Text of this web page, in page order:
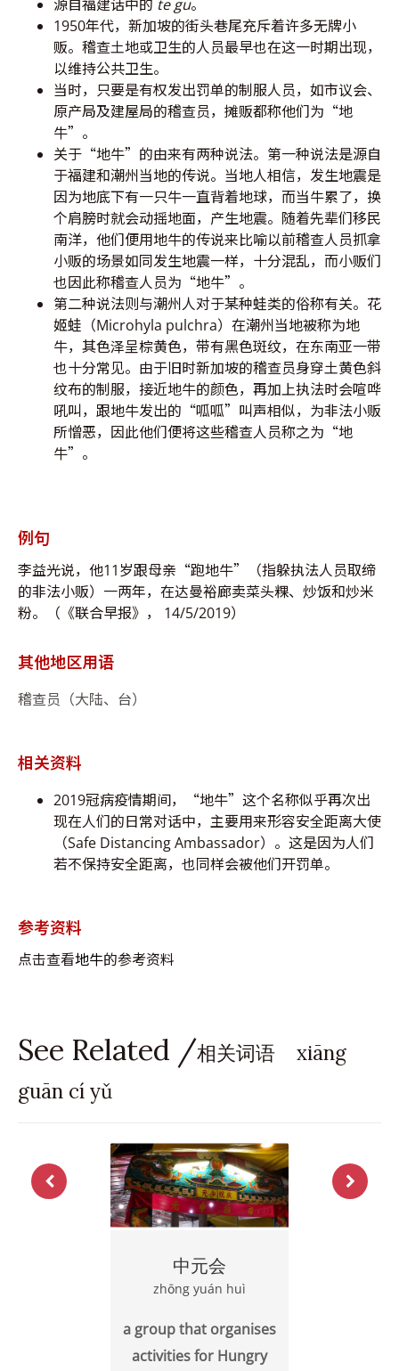
源自福建话中的 te gu。
1950年代，新加坡的街头巷尾充斥着许多无牌小
贩。稽查土地或卫生的人员最早也在这一时期出现，
以维持公共卫生。
当时，只要是有权发出罚单的制服人员，如市议会、
原产局及建屋局的稽查员，摊贩都称他们为“地
牛”。
关于“地牛”的由来有两种说法。第一种说法是源自
于福建和潮州当地的传说。当地人相信，发生地震是
因为地底下有一只牛一直背着地球，而当牛累了，换
个肩膀时就会动摇地面，产生地震。随着先辈们移民
南洋，他们便用地牛的传说来比喻以前稽查人员抓拿
小贩的场景如同发生地震一样，十分混乱，而小贩们
也因此称稽查人员为“地牛”。
第二种说法则与潮州人对于某种蛙类的俗称有关。花
姬蛙（Microhyla pulchra）在潮州当地被称为地
牛，其色泽呈棕黄色，带有黑色斑纹，在东南亚一带
也十分常见。由于旧时新加坡的稽查员身穿土黄色斜
纹布的制服，接近地牛的颜色，再加上执法时会喧哗
吼叫，跟地牛发出的“呱呱”叫声相似，为非法小贩
所憎恶，因此他们便将这些稽查人员称之为“地
牛”。
例句
李益光说，他11岁跟母亲“跑地牛”（指躲执法人员取缔
的非法小贩）一两年，在达曼裕廊卖菜头粿、炒饭和炒米
粉。（《联合早报》， 14/5/2019）
其他地区用语
稽查员（大陆、台）
相关资料
2019冠病疫情期间，“地牛”这个名称似乎再次出
现在人们的日常对话中，主要用来形容安全距离大使
（Safe Distancing Ambassador）。这是因为人们
若不保持安全距离，也同样会被他们开罚单。
参考资料
点击查看地牛的参考资料
See Related /相关词语 xiāng
guān cí yǔ
中元会
zhōng yuán huì
a group that organises
activities for Hungry